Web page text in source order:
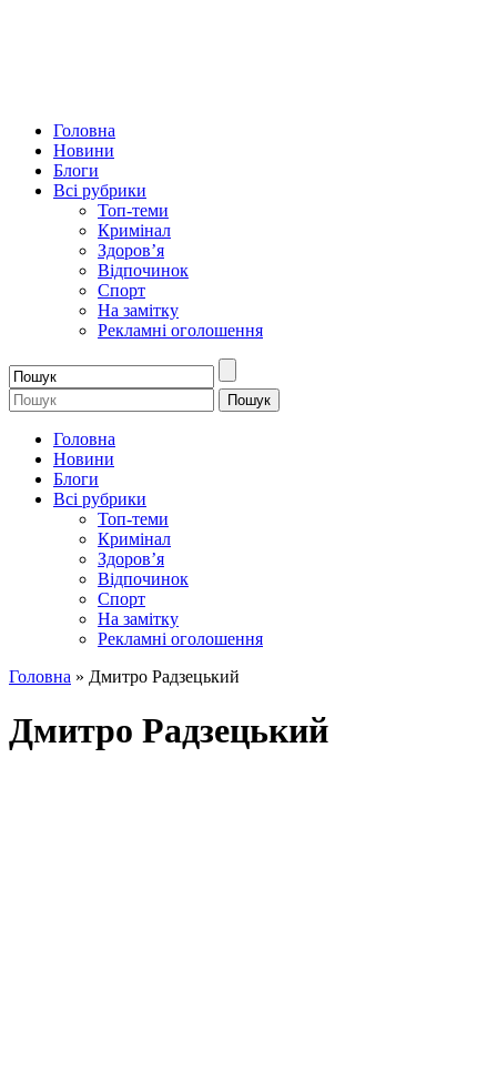
Головна
Новини
Блоги
Всі рубрики
Топ-теми
Кримінал
Здоров’я
Відпочинок
Спорт
На замітку
Рекламні оголошення
Головна
Новини
Блоги
Всі рубрики
Топ-теми
Кримінал
Здоров’я
Відпочинок
Спорт
На замітку
Рекламні оголошення
Головна » Дмитро Радзецький
Дмитро Радзецький